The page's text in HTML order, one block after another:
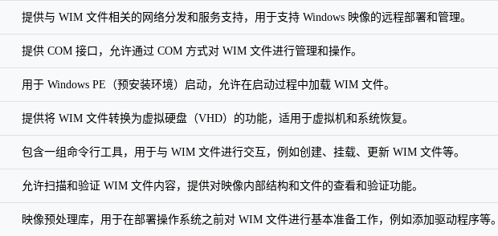
提供与 WIM 文件相关的网络分发和服务支持，用于支持 Windows 映像的远程部署和管理。
提供 COM 接口，允许通过 COM 方式对 WIM 文件进行管理和操作。
用于 Windows PE（预安装环境）启动，允许在启动过程中加载 WIM 文件。
提供将 WIM 文件转换为虚拟硬盘（VHD）的功能，适用于虚拟机和系统恢复。
包含一组命令行工具，用于与 WIM 文件进行交互，例如创建、挂载、更新 WIM 文件等。
允许扫描和验证 WIM 文件内容，提供对映像内部结构和文件的查看和验证功能。
映像预处理库，用于在部署操作系统之前对 WIM 文件进行基本准备工作，例如添加驱动程序等